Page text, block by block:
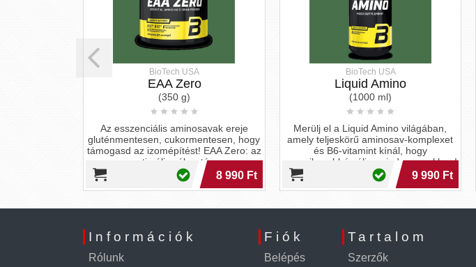
BioTech USA
EAA Zero
(350 g)
Az esszenciális aminosavak ereje
gluténmentesen, cukormentesen, hogy
támogasd az izomépítést! EAA Zero: az
optimális választás.
8 990 Ft
BioTech USA
Liquid Amino
(1000 ml)
Merülj el a Liquid Amino világában,
amely teljeskörű aminosav-komplexet
és B6-vitamint kínál, hogy
energikusabbá válj a mindennapokban!
9 990 Ft
Információk
Rólunk
Fiók
Belépés
Tartalom
Szerzők